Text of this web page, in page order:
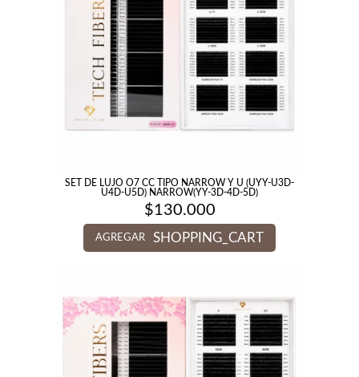
SET DE LUJO O7 CC TIPO NARROW Y U (UYY-U3D-
U4D-U5D) NARROW(YY-3D-4D-5D)
$130.000
AGREGAR SHOPPING_CART